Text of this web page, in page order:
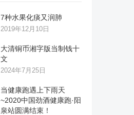
7种水果化痰又润肺
2019年12月10日
大清铜币湘字版当制钱十
文
2024年7月25日
当健康跑遇上下雨天
~2020中国劲酒健康跑·阳
泉站圆满结束！